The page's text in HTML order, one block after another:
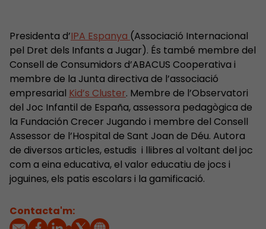
Presidenta d’IPA Espanya (Associació Internacional
pel Dret dels Infants a Jugar). És també membre del
Consell de Consumidors d’ABACUS Cooperativa i
membre de la Junta directiva de l’associació
empresarial Kid’s Cluster. Membre de l’Observatori
del Joc Infantil de España, assessora pedagògica de
la Fundación Crecer Jugando i membre del Consell
Assessor de l’Hospital de Sant Joan de Déu. Autora
de diversos articles, estudis i llibres al voltant del joc
com a eina educativa, el valor educatiu de jocs i
joguines, els patis escolars i la gamificació.
Contacta'm: